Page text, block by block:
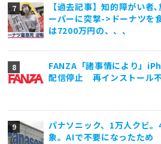
【過去記事】知的障がい者
ーパーに突撃->ドーナツ
は7200万円の、、、
FANZA「諸事情により」
配信停止 再インストール
パナソニック、1万人クビ
象。AIで不要になったため